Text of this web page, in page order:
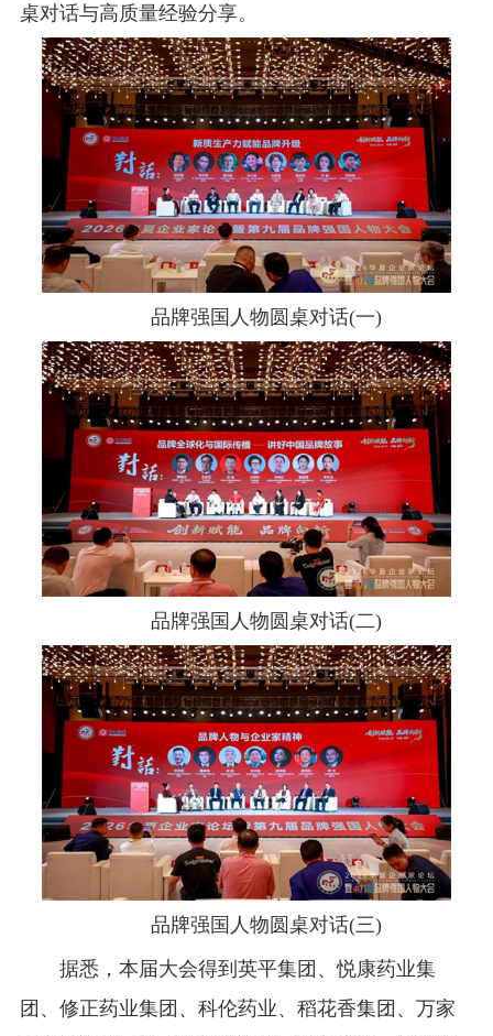
桌对话与高质量经验分享。
品牌强国人物圆桌对话(一)
品牌强国人物圆桌对话(二)
品牌强国人物圆桌对话(三)
据悉，本届大会得到英平集团、悦康药业集
团、修正药业集团、科伦药业、稻花香集团、万家